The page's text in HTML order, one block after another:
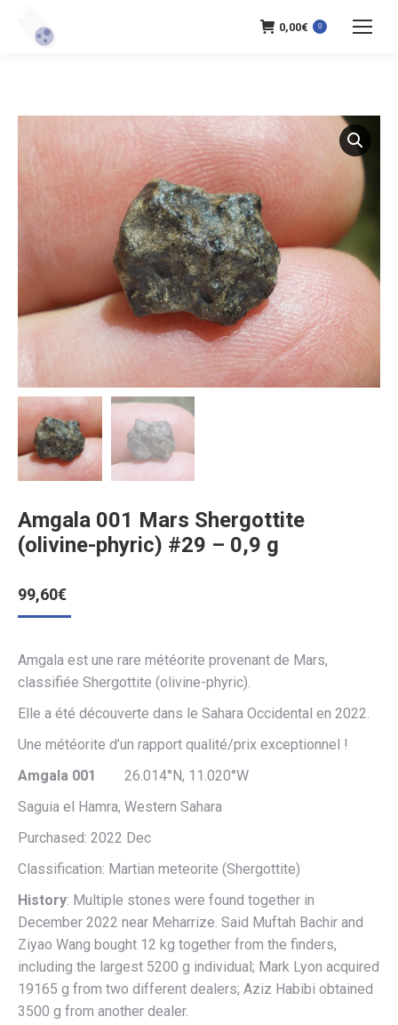
0,00€ 0
Amgala 001 Mars Shergottite
(olivine-phyric) #29 – 0,9 g
99,60€
Amgala est une rare météorite provenant de Mars,
classifiée Shergottite (olivine-phyric).
Elle a été découverte dans le Sahara Occidental en 2022.
Une météorite d’un rapport qualité/prix exceptionnel !
Amgala 001
26.014°N, 11.020°W
Saguia el Hamra, Western Sahara
Purchased: 2022 Dec
Classification: Martian meteorite (Shergottite)
History: Multiple stones were found together in
December 2022 near Meharrize. Said Muftah Bachir and
Ziyao Wang bought 12 kg together from the finders,
including the largest 5200 g individual; Mark Lyon acquired
19165 g from two different dealers; Aziz Habibi obtained
3500 g from another dealer.